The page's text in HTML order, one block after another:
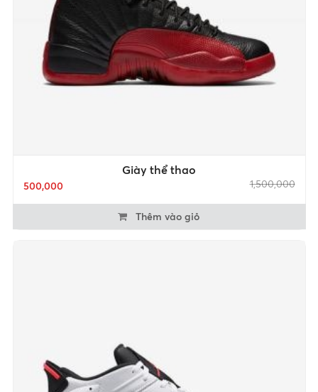
Giày thể thao
500,000 1,500,000
Thêm vào giỏ